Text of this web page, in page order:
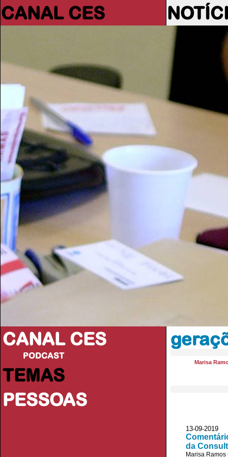
CANAL CES
CANAL CES
PODCAST
TEMAS
PESSOAS
Marisa
13-09-
da
Marisa